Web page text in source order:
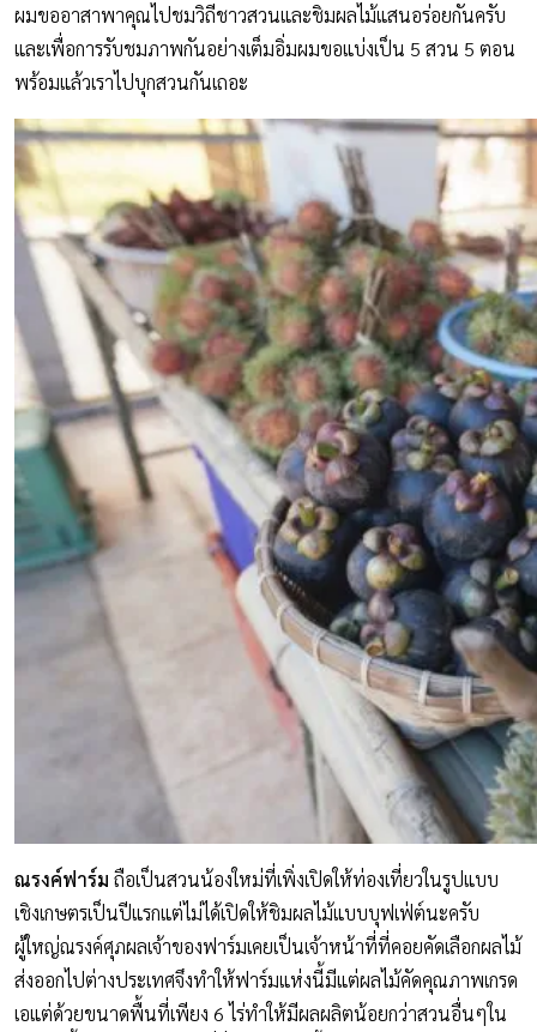
ผมขออาสาพาคุณไปชมวิถีชาวสวนและชิมผลไม้แสนอร่อยกันครับ
และเพื่อการรับชมภาพกันอย่างเต็มอิ่มผมขอแบ่งเป็น 5 สวน 5 ตอน
พร้อมแล้วเราไปบุกสวนกันเถอะ
ณรงค์ฟาร์ม ถือเป็นสวนน้องใหม่ที่เพิ่งเปิดให้ท่องเที่ยวในรูปแบบ
เชิงเกษตรเป็นปีแรกแต่ไม่ได้เปิดให้ชิมผลไม้แบบบุฟเฟ่ต์นะครับ
ผู้ใหญ่ณรงค์ศุภผลเจ้าของฟาร์มเคยเป็นเจ้าหน้าที่ที่คอยคัดเลือกผลไม้
ส่งออกไปต่างประเทศจึงทำให้ฟาร์มแห่งนี้มีแต่ผลไม้คัดคุณภาพเกรด
เอแต่ด้วยขนาดพื้นที่เพียง 6 ไร่ทำให้มีผลผลิตน้อยกว่าสวนอื่นๆใน